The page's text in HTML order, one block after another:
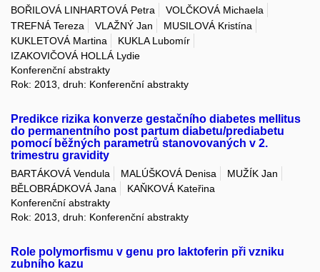
BOŘILOVÁ LINHARTOVÁ Petra
VOLČKOVÁ Michaela
TREFNÁ Tereza
VLAŽNÝ Jan
MUSILOVÁ Kristína
KUKLETOVÁ Martina
KUKLA Lubomír
IZAKOVIČOVÁ HOLLÁ Lydie
Konferenční abstrakty
Rok: 2013, druh: Konferenční abstrakty
Predikce rizika konverze gestačního diabetes mellitus
do permanentního post partum diabetu/prediabetu
pomocí běžných parametrů stanovovaných v 2.
trimestru gravidity
BARTÁKOVÁ Vendula MALÚŠKOVÁ Denisa
MUŽÍK Jan
BĚLOBRÁDKOVÁ Jana
KAŇKOVÁ Kateřina
Konferenční abstrakty
Rok: 2013, druh: Konferenční abstrakty
Role polymorfismu v genu pro laktoferin při vzniku
zubního kazu